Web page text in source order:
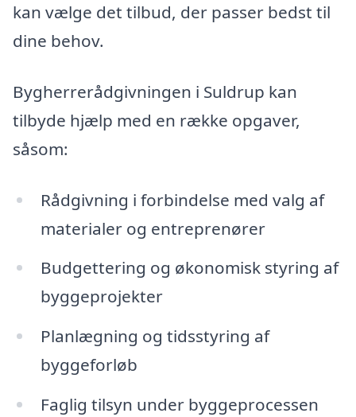
kan vælge det tilbud, der passer bedst til
dine behov.
Bygherrerådgivningen i Suldrup kan
tilbyde hjælp med en række opgaver,
såsom:
Rådgivning i forbindelse med valg af
materialer og entreprenører
Budgettering og økonomisk styring af
byggeprojekter
Planlægning og tidsstyring af
byggeforløb
Faglig tilsyn under byggeprocessen